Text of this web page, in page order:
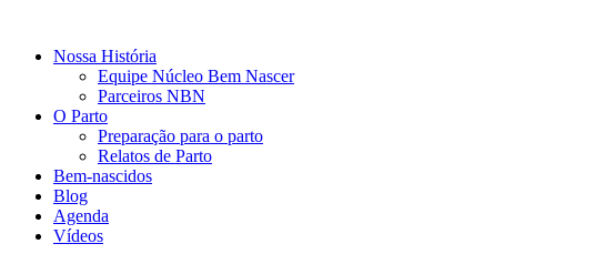
Nossa História
Equipe Núcleo Bem Nascer
Parceiros NBN
O Parto
Preparação para o parto
Relatos de Parto
Bem-nascidos
Blog
Agenda
Vídeos